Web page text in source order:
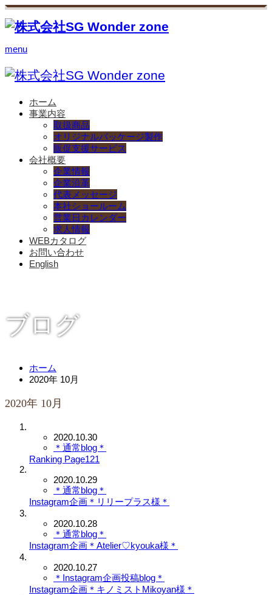
menu
ホーム
事業内容
取扱商品
オリジナルパッケージ製作
販促支援サービス
会社概要
企業情報
企業沿革
代表メッセージ
本社ショールーム
営業日カレンダー
求人情報
WEBカタログ
お問い合わせ
English
ブログ
ホーム
2020年 10月
2020年 10月
2020.10.30
＊通常blog＊
Ranking Page121
2020.10.29
＊通常blog＊
Instagram企画＊リリープラス様＊
2020.10.28
＊通常blog＊
Instagram企画＊Atelier♡kyouka様＊
2020.10.27
＊Instagram企画投稿blog＊
Instagram企画＊キノミストMikoyan様＊